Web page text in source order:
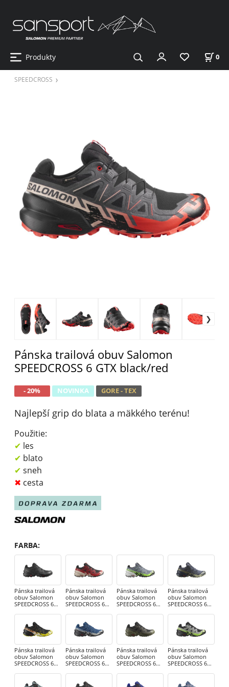
Produkty 0
SPEEDCROSS
Pánska trailová obuv Salomon
SPEEDCROSS 6 GTX black/red
- 20% NOVINKA GORE - TEX
Najlepší grip do blata a mäkkého terénu!
Použitie:
✔ les
✔ blato
✔ sneh
✖ cesta
FARBA:
Pánska trailová
obuv Salomon
SPEEDCROSS 6
Phantom
Pánska trailová
obuv Salomon
SPEEDCROSS 6
Reddal / PoRd
Pánska trailová
obuv Salomon
SPEEDCROSS 6
/ Black
Pánska trailová
obuv Salomon
SPEEDCROSS 6
Carbon / Tea
Pánska trailová
obuv Salomon
SPEEDCROSS 6
Sulphur / Bpara
Pánska trailová
obuv Salomon
SPEEDCROSS 6
Black / Lunar
Rock
Pánska trailová
obuv Salomon
SPEEDCROSS 6
Dlicgreen
Pánska trailová
obuv Salomon
SPEEDCROSS 6
/ Green Gecko